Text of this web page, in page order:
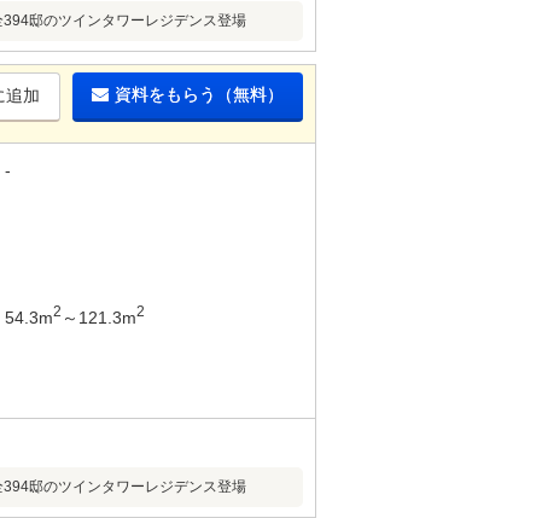
邸のツインタワーレジデンス登場
追加 資料をもらう（無料）
-
54.3m2 ～121.3m2
邸のツインタワーレジデンス登場